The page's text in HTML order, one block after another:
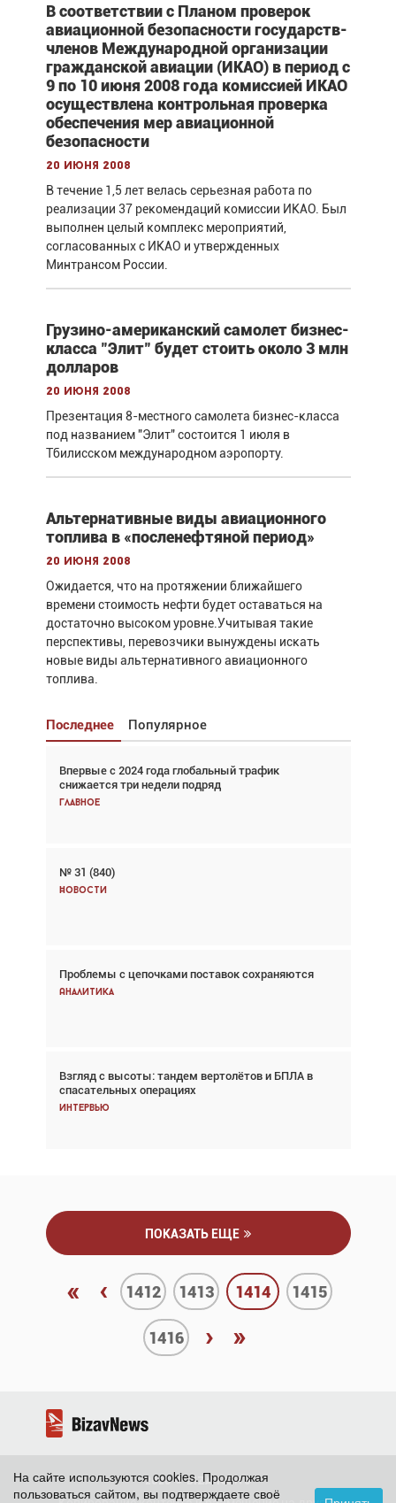
В соответствии с Планом проверок
авиационной безопасности государств-
членов Международной организации
гражданской авиации (ИКАО) в период с
9 по 10 июня 2008 года комиссией ИКАО
осуществлена контрольная проверка
обеспечения мер авиационной
безопасности
20 июня 2008
В течение 1,5 лет велась серьезная работа по
реализации 37 рекомендаций комиссии ИКАО. Был
выполнен целый комплекс мероприятий,
согласованных с ИКАО и утвержденных
Минтрансом России.
Грузино-американский самолет бизнес-
класса "Элит" будет стоить около 3 млн
долларов
20 июня 2008
Презентация 8-местного самолета бизнес-класса
под названием "Элит" состоится 1 июля в
Тбилисском международном аэропорту.
Альтернативные виды авиационного
топлива в «посленефтяной период»
20 июня 2008
Ожидается, что на протяжении ближайшего
времени стоимость нефти будет оставаться на
достаточно высоком уровне.Учитывая такие
перспективы, перевозчики вынуждены искать
новые виды альтернативного авиационного
топлива.
Последнее Популярное
Впервые с 2024 года глобальный трафик
снижается три недели подряд
Главное
№ 31 (840)
Новости
Проблемы с цепочками поставок сохраняются
Аналитика
Взгляд с высоты: тандем вертолётов и БПЛА в
спасательных операциях
Интервью
Взгляд с высоты: тандем вертолётов и БПЛА в
спасательных операциях
Главное
Авиационный фотограф Дэйв Кох: «Фотография
говорит сама за себя... а ИИ всё портит»
Впервые с 2024 года глобальный трафик
снижается три недели подряд
Частный самолёт – это актив. Подходите к
покупке соответствующим образом
Интервью
ПОКАЗАТЬ ЕЩЕ
« ‹ 1412 1413 1414 1415
1416 › »
2026 ©BizavNews
На сайте используются cookies. Продолжая
пользоваться сайтом, вы подтверждаете своё